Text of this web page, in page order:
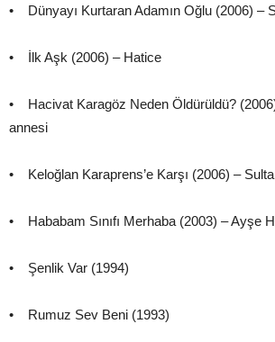
• Dünyayı Kurtaran Adamın Oğlu (2006) –
• İlk Aşk (2006) – Hatice
• Hacivat Karagöz Neden Öldürüldü?
annesi
• Keloğlan Karaprens’e Karşı (2006) –
• Hababam Sınıfı Merhaba (2003) – Ayşe
• Şenlik Var (1994)
• Rumuz Sev Beni (1993)